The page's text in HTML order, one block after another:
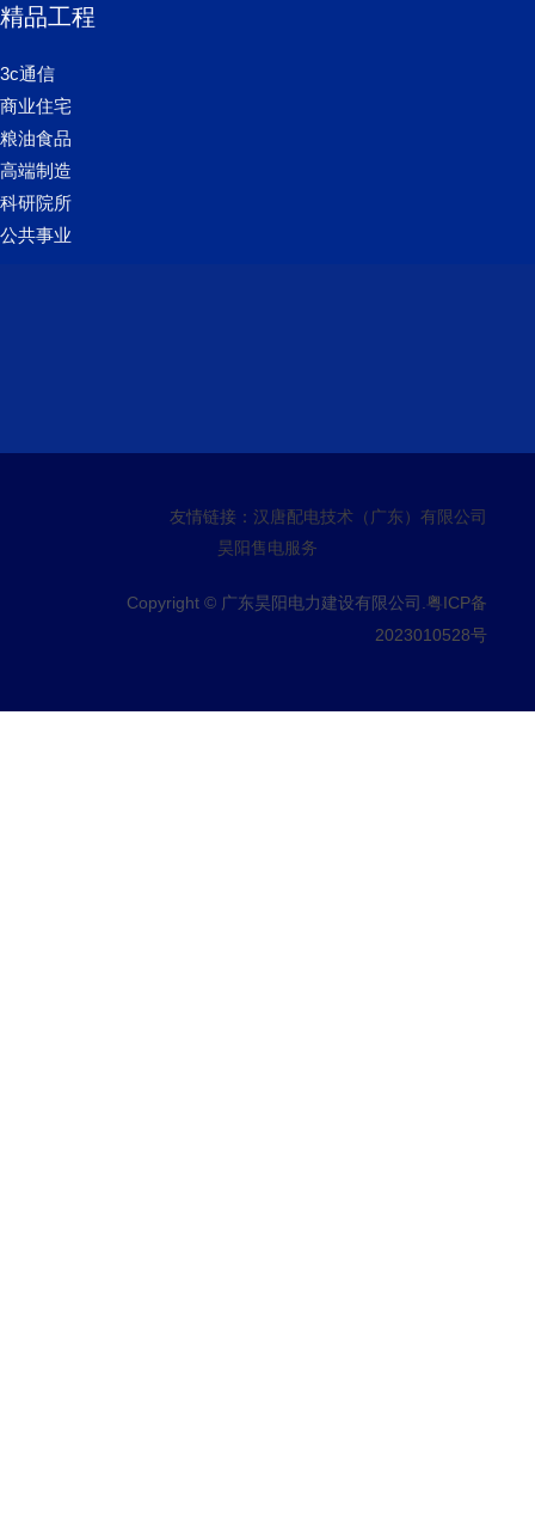
精品工程
3c通信
商业住宅
粮油食品
高端制造
科研院所
公共事业
友情链接： 汉唐配电技术（广东）有限公司
昊阳售电服务
Copyright © 广东昊阳电力建设有限公司. 粤ICP备
2023010528号